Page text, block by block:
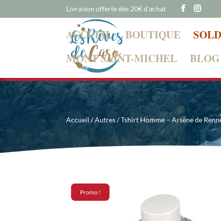
Livraison offerte dès 20€ d'achat
ACCUEIL BOUTIQUE
MONT SAINT-MICHEL
BLOG
Chère Cliente, cher
Accueil/Autres/ Tshirt Homme – Arsène de
Promo !